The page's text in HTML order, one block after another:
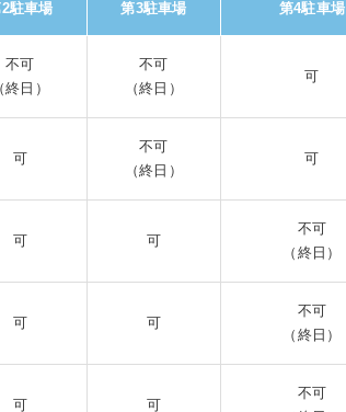
駐車場 第3駐車場 第4駐車場
不可
（終日）
不可
（終日）
可
可
不可
（終日）
可
可 可
不可
（終日）
可 可
不可
（終日）
可 可
不可